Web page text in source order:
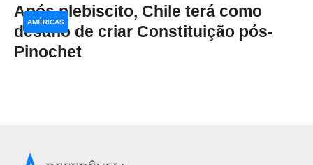
Após plebiscito, Chile terá como
desafio de criar Constituição pós-
Pinochet
AMÉRICAS